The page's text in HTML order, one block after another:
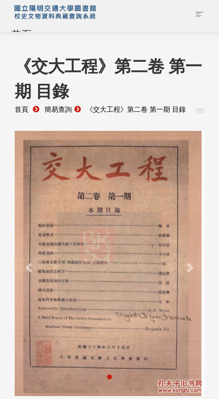
首頁
藏品查詢
校史館簡介
藏品清單全覽
資料調閱申請
管理者登入
《交大工程》第二卷 第一
期 目錄
首頁 簡易查詢 《交大工程》第二卷 第一期 目錄
Previous Next